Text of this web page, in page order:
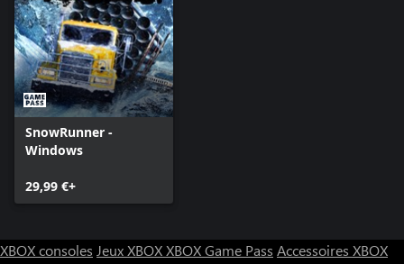
SnowRunner -
Windows
29,99 €+
XBOX consoles Jeux XBOXXBOX Game Pass Accessoires XBOX